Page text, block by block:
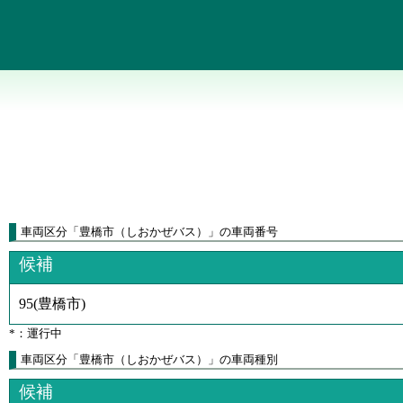
車両区分 「 豊橋市（しおかぜバス） 」 の車両番号
候補
95(豊橋市)
*：運行中
車両区分「豊橋市（しおかぜバス）」の車両種別
候補